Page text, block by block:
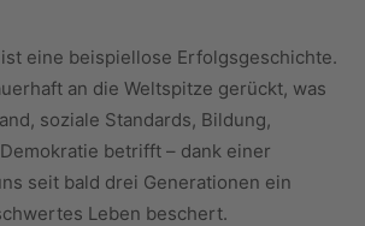
eine beispiellose Erfolgsgeschich­te.
an die Weltspitze gerückt, was
soziale Standards, Bildung,
betrifft – dank einer
seit bald drei Generationen ein
Leben beschert.